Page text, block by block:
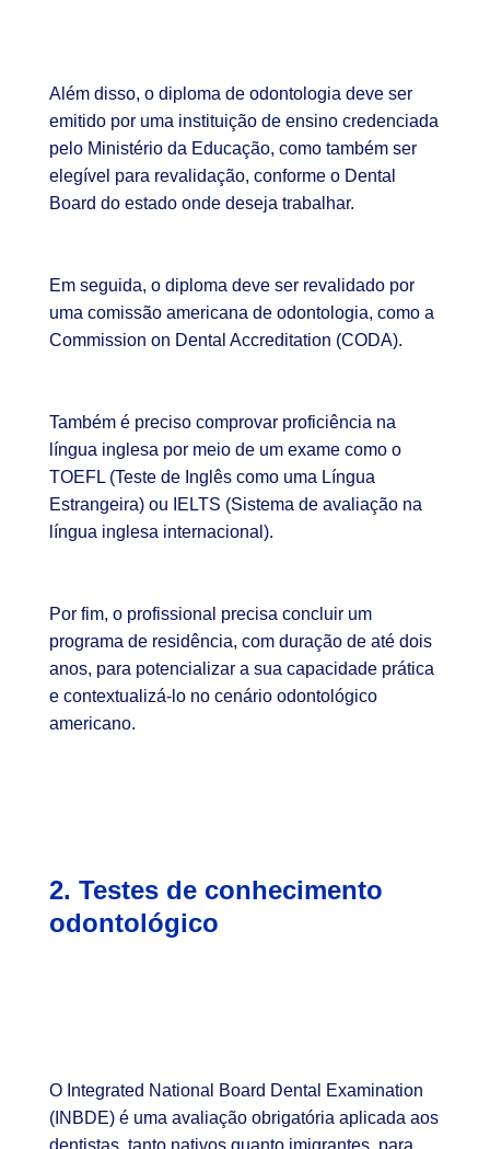
Além disso, o diploma de odontologia deve ser
emitido por uma instituição de ensino credenciada
pelo Ministério da Educação, como também ser
elegível para revalidação, conforme o Dental
Board do estado onde deseja trabalhar.
Em seguida, o diploma deve ser revalidado por
uma comissão americana de odontologia, como a
Commission on Dental Accreditation (CODA).
Também é preciso comprovar proficiência na
língua inglesa por meio de um exame como o
TOEFL (Teste de Inglês como uma Língua
Estrangeira) ou IELTS (Sistema de avaliação na
língua inglesa internacional).
Por fim, o profissional precisa concluir um
programa de residência, com duração de até dois
anos, para potencializar a sua capacidade prática
e contextualizá-lo no cenário odontológico
americano.
2. Testes de conhecimento
odontológico
O Integrated National Board Dental Examination
(INBDE) é uma avaliação obrigatória aplicada aos
dentistas, tanto nativos quanto imigrantes, para